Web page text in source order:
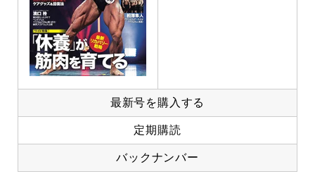
最新号を購入する
定期購読
バックナンバー